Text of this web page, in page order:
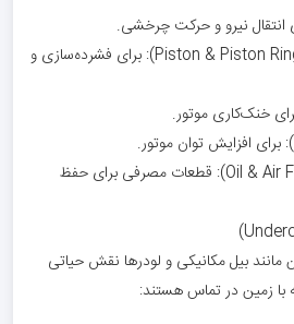
پیستون و رینگ پیستون (Piston & Piston Rings): برای فشرده‌سازی و
فیلترهای روغن و هوا (Oil & Air Filters): قطعات مصرفی برای حفظ
مانند بیل مکانیکی و لودرها نقش حیاتی
زمین در تماس هستند: